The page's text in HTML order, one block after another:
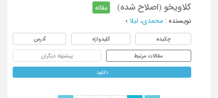
کلاویخو (اصلاح شده)
مقاله
نویسنده : محمدی، لیلا ؛
چکیده کلیدواژه آدرس
مقالات مرتبط پیشنهاد دیگران
دانلود